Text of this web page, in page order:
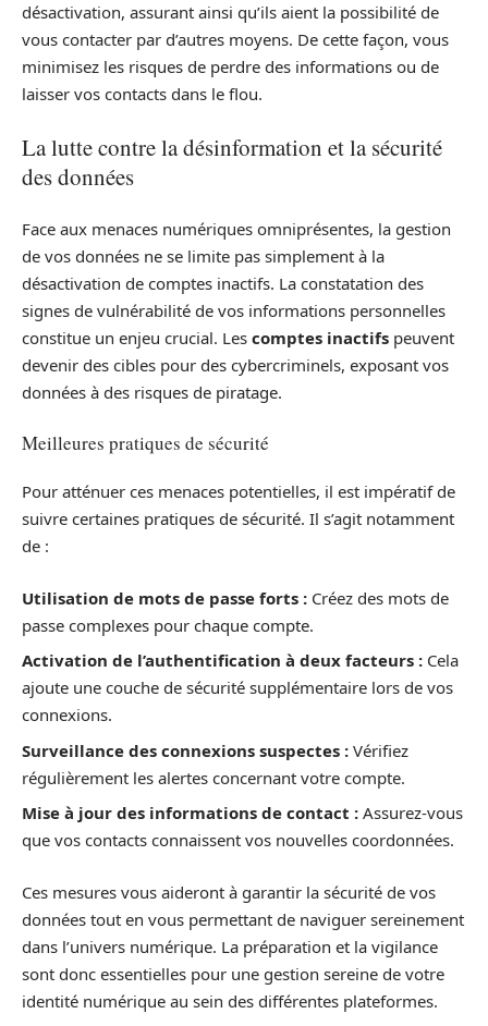
désactivation, assurant ainsi qu’ils aient la possibilité de
vous contacter par d’autres moyens. De cette façon, vous
minimisez les risques de perdre des informations ou de
laisser vos contacts dans le flou.
La lutte contre la désinformation et la sécurité
des données
Face aux menaces numériques omniprésentes, la gestion
de vos données ne se limite pas simplement à la
désactivation de comptes inactifs. La constatation des
signes de vulnérabilité de vos informations personnelles
constitue un enjeu crucial. Les comptes inactifs peuvent
devenir des cibles pour des cybercriminels, exposant vos
données à des risques de piratage.
Meilleures pratiques de sécurité
Pour atténuer ces menaces potentielles, il est impératif de
suivre certaines pratiques de sécurité. Il s’agit notamment
de :
Utilisation de mots de passe forts : Créez des mots de
passe complexes pour chaque compte.
Activation de l’authentification à deux facteurs : Cela
ajoute une couche de sécurité supplémentaire lors de vos
connexions.
Surveillance des connexions suspectes : Vérifiez
régulièrement les alertes concernant votre compte.
Mise à jour des informations de contact : Assurez-vous
que vos contacts connaissent vos nouvelles coordonnées.
Ces mesures vous aideront à garantir la sécurité de vos
données tout en vous permettant de naviguer sereinement
dans l’univers numérique. La préparation et la vigilance
sont donc essentielles pour une gestion sereine de votre
identité numérique au sein des différentes plateformes.